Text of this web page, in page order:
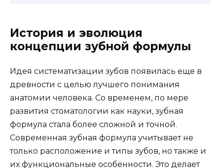
История и эволюция
концепции зубной формулы
Идея систематизации зубов появилась еще в
древности с целью лучшего понимания
анатомии человека. Со временем, по мере
развития стоматологии как науки, зубная
формула стала более сложной и точной.
Современная зубная формула учитывает не
только расположение и типы зубов, но также и
их функциональные особенности. Это делает